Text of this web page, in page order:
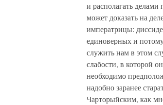
и располагать
может доказать на
императрицы:
единоверных и
служить нам в этом
слабости, в которой
необходимо
надобно заранее
Чарторыйским, как